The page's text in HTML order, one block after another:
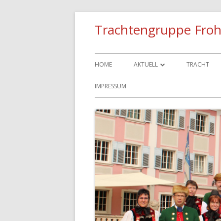
Trachtengruppe
HOME AKTUELL TRACHT
IMPRESSUM